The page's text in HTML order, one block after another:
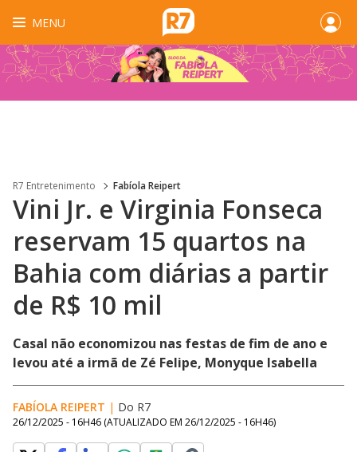
MENU
R7 Entretenimento Fabíola Reipert
Vini Jr. e Virginia Fonseca
reservam 15 quartos na
Bahia com diárias a partir
de R$ 10 mil
Casal não economizou nas festas de fim de ano e
levou até a irmã de Zé Felipe, Monyque Isabella
FABÍOLA REIPERT | Do R7
26/12/2025 - 16H46 (ATUALIZADO EM 26/12/2025 - 16H46)